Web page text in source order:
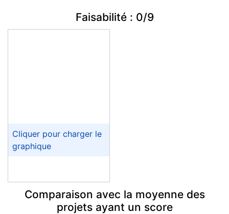
Faisabilité : 0/9
Comparaison avec la moyenne des
projets ayant un score